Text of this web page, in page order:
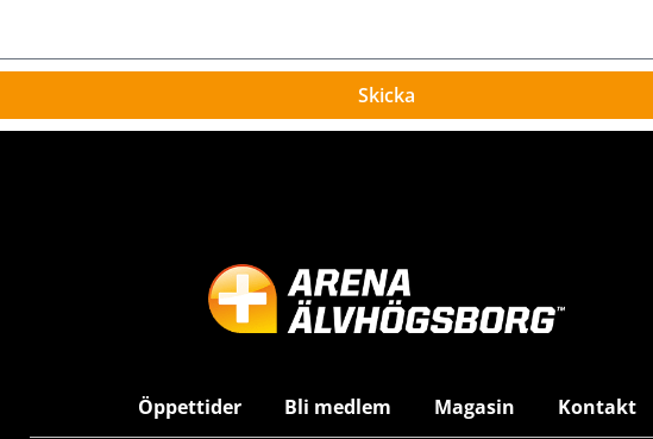
Skicka
Öppettider Bli medlem Magasin Kontakt